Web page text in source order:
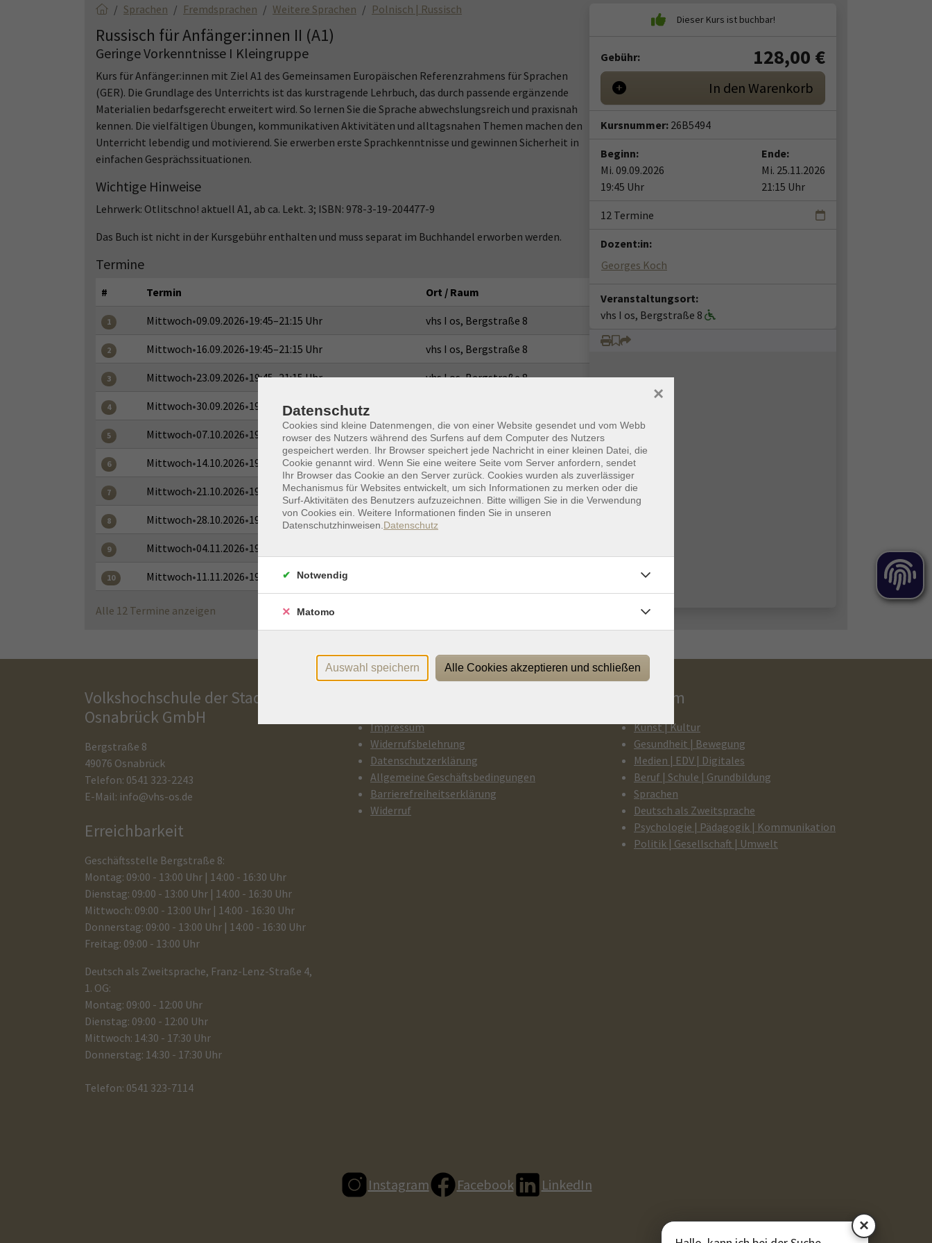
Sprachen Fremdsprachen Weitere Sprachen Polnisch | Russisch
Russisch für Anfänger:innen II (A1)
Geringe Vorkenntnisse I Kleingruppe
Kurs für Anfänger:innen mit Ziel A1 des Gemeinsamen Europäischen Referenzrahmens für Sprachen
(GER). Die Grundlage des Unterrichts ist das kurstragende Lehrbuch, das durch passende ergänzende
Materialien bedarfsgerecht erweitert wird. So lernen Sie die Sprache abwechslungsreich und praxisnah
kennen. Die vielfältigen Übungen, kommunikativen Aktivitäten und alltagsnahen Themen machen den
Unterricht lebendig und motivierend. Sie erwerben erste Sprachkenntnisse und gewinnen Sicherheit in
einfachen Gesprächssituationen.
Wichtige Hinweise
Lehrwerk: Otlitschno! aktuell A1, ab ca. Lekt. 3; ISBN: 978-3-19-204477-9
Das Buch ist nicht in der Kursgebühr enthalten und muss separat im Buchhandel erworben werden.
Termine
# Termin Ort / Raum
1 Mittwoch•09.09.2026•19:45–21:15 Uhr vhs I os, Bergstraße 8
2 Mittwoch•16.09.2026•19:45–21:15 Uhr vhs I os, Bergstraße 8
3 Mittwoch•23.09.2026•19:45–21:15 Uhr vhs I os, Bergstraße 8
4 Mittwoch•30.09.2026•19:45–21:15 Uhr
5 Mittwoch•07.10.2026•19:45–21:15 Uhr vhs I os, Bergstraße 8
6 Mittwoch•14.10.2026•19:45–21:15 Uhr vhs I os, Bergstraße 8
7 Mittwoch•21.10.2026•19:45–21:15 Uhr vhs I os, Bergstraße 8
8 Mittwoch•28.10.2026•19:45–21:15 Uhr vhs I os, Bergstraße 8
9 Mittwoch•04.11.2026•19:45–21:15 Uhr
10 Mittwoch•11.11.2026•19:45–21:15 Uhr
Alle 12 Termine anzeigen
Gebühr: 128,00 €
In den Warenkorb
Kursnummer: 26B5494
Beginn:
Mi. 09.09.2026
19:45 Uhr
Ende:
Mi. 25.11.2026
21:15 Uhr
12 Termine
Dozent:in:
Georges Koch
Veranstaltungsort:
vhs I os, Bergstraße 8
Volkshochschule der Stadt
Osnabrück GmbH
Bergstraße 8
49076 Osnabrück
Telefon: 0541 323-2243
E-Mail: info@vhs-os.de
Erreichbarkeit
Geschäftsstelle Bergstraße 8:
Montag: 09:00 - 13:00 Uhr | 14:00 - 16:30 Uhr
Dienstag: 09:00 - 13:00 Uhr | 14:00 - 16:30 Uhr
Mittwoch: 09:00 - 13:00 Uhr | 14:00 - 16:30 Uhr
Donnerstag: 09:00 - 13:00 Uhr | 14:00 - 16:30 Uhr
Freitag: 09:00 - 13:00 Uhr
Deutsch als Zweitsprache, Franz-Lenz-Straße 4,
1. OG:
Montag: 09:00 - 12:00 Uhr
Dienstag: 09:00 - 12:00 Uhr
Mittwoch: 14:30 - 17:30 Uhr
Donnerstag: 14:30 - 17:30 Uhr
Telefon: 0541 323-7114
Impressum
Widerrufsbelehrung
Datenschutzerklärung
Allgemeine Geschäftsbedingungen
Barrierefreiheitserklärung
Widerruf
Programm
Kunst | Kultur
Gesundheit | Bewegung
Medien | EDV | Digitales
Beruf | Schule | Grundbildung
Sprachen
Deutsch als Zweitsprache
Psychologie | Pädagogik | Kommunikation
Politik | Gesellschaft | Umwelt
Instagram Facebook LinkedIn
Datenschutz
Cookies sind kleine Datenmengen, die von einer Website gesendet und vom Webb
rowser des Nutzers während des Surfens auf dem Computer des Nutzers
gespeichert werden. Ihr Browser speichert jede Nachricht in einer kleinen Datei, die
Cookie genannt wird. Wenn Sie eine weitere Seite vom Server anfordern, sendet
Ihr Browser das Cookie an den Server zurück. Cookies wurden als zuverlässiger
Mechanismus für Websites entwickelt, um sich Informationen zu merken oder die
Surf-Aktivitäten des Benutzers aufzuzeichnen. Bitte willigen Sie in die Verwendung
von Cookies ein. Weitere Informationen finden Sie in unseren
Datenschutzhinweisen. Datenschutz
×
Notwendig
Matomo
Auswahl speichern Alle Cookies akzeptieren und schließen